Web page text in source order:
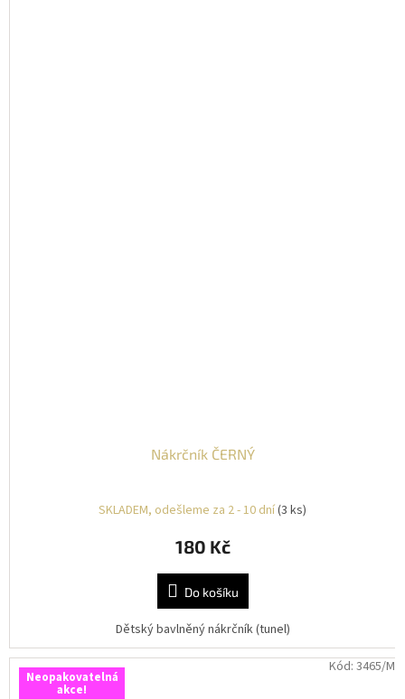
Nákrčník ČERNÝ
SKLADEM, odešleme za 2 - 10 dní(3 ks)
180 Kč
Do košíku
Dětský bavlněný nákrčník (tunel)
Neopakovatelná
akce!
Kód: 3465/M